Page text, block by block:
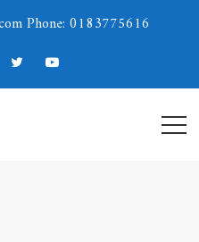
Phone: 0183775616